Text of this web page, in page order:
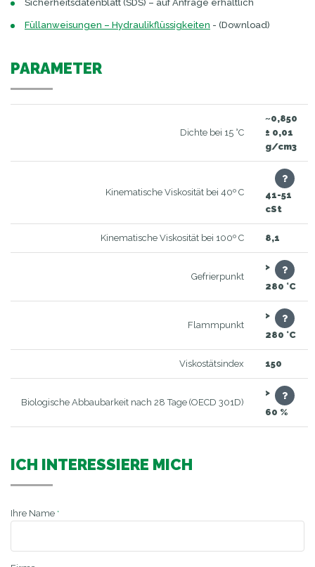
Sicherheitsdatenblatt (SDS) – auf Anfrage erhältlich
Füllanweisungen – Hydraulikflüssigkeiten - (Download)
PARAMETER
Dichte bei 15 °C
~0,850
± 0,01
g/cm3
Kinematische Viskosität bei 40º C
41-51
cSt
Kinematische Viskosität bei 100º C 8,1
Gefrierpunkt
>
280 °C
Flammpunkt
>
280 °C
Viskostätsindex 150
Biologische Abbaubarkeit nach 28 Tage (OECD 301D)
>
60 %
ICH INTERESSIERE MICH
Ihre Name *